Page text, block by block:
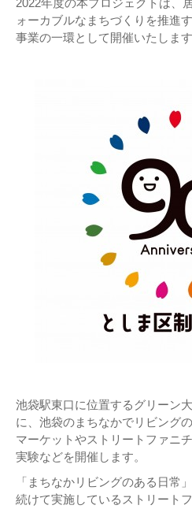
2022年度の本プロジェクトは、
ォーカブルなまちづくりを推進
事業の一環として開催いたします
池袋駅東口に位置するグリーン
に、池袋のまちなかでリビング
マーケットやストリートファニ
実験などを開催します。
「まちなかリビングのある日常
続けて実施しているストリート